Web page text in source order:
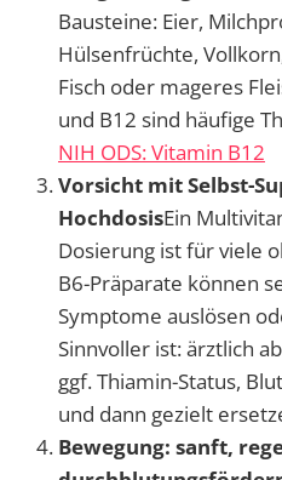
Bausteine: Eier,
Hülsenfrüchte,
Fisch oder mageres
und B12 sind häufige
NIH ODS: Vitamin B12
Vorsicht mit Selbst-
HochdosisEin
Dosierung ist für viele
B6-Präparate können
Symptome auslösen
Sinnvoller ist: ärztlich
ggf. Thiamin-Status,
und dann gezielt
Bewegung: sanft,